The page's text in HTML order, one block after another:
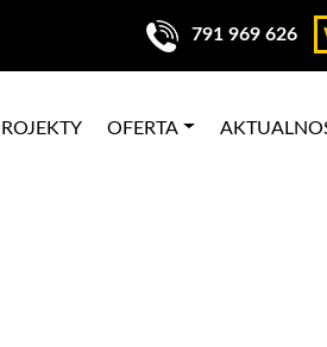
791 969 626
OFERTA